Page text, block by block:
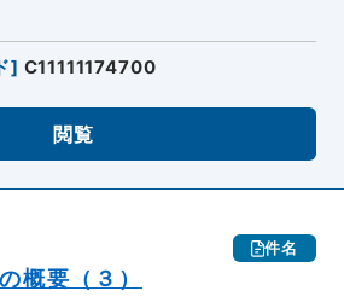
] C11111174700
閲覧
件名
概要（３）